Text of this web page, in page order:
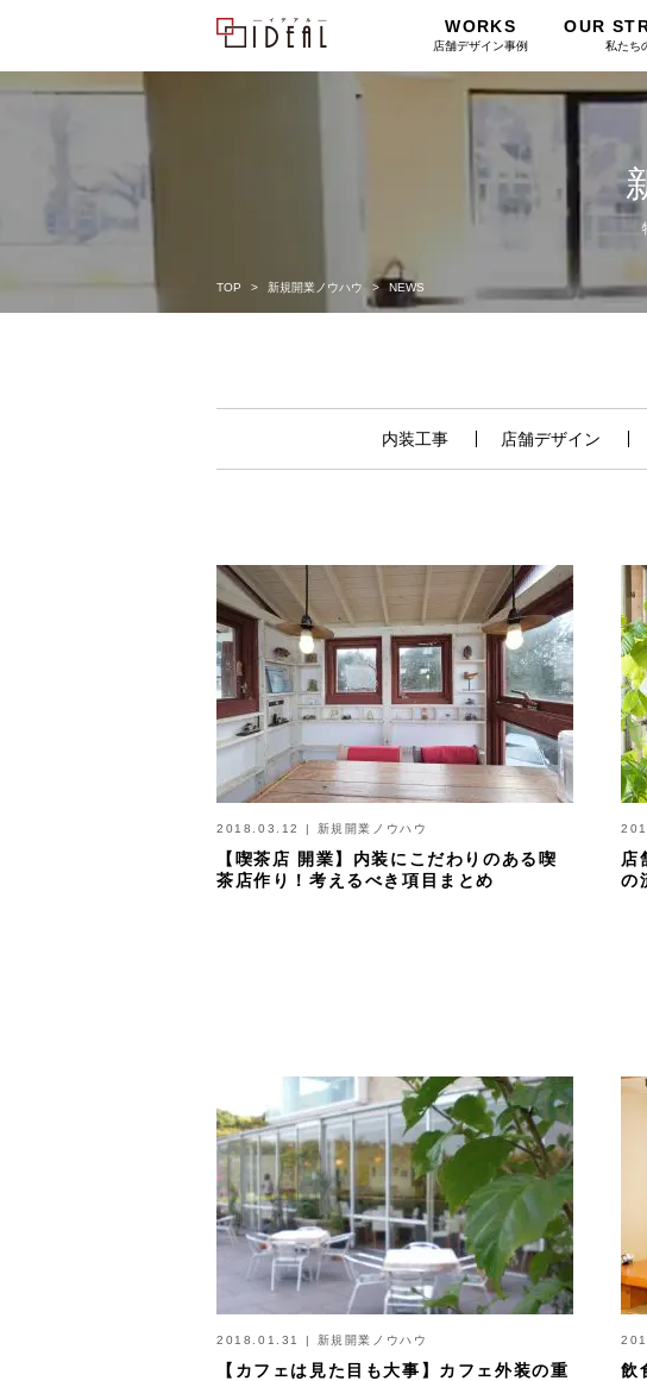
WORKS
店舗デザイン事例
OUR
私たち
TOP 新規開業ノウハウ NEWS
内装工事 店舗デザイン
2018.03.12 | 新規開業ノウハウ
【喫茶店 開業】内装にこだわりのある喫
茶店作り！考えるべき項目まとめ
店
の
2018.01.31 | 新規開業ノウハウ
【カフェは見た目も大事】カフェ外装の重
飲